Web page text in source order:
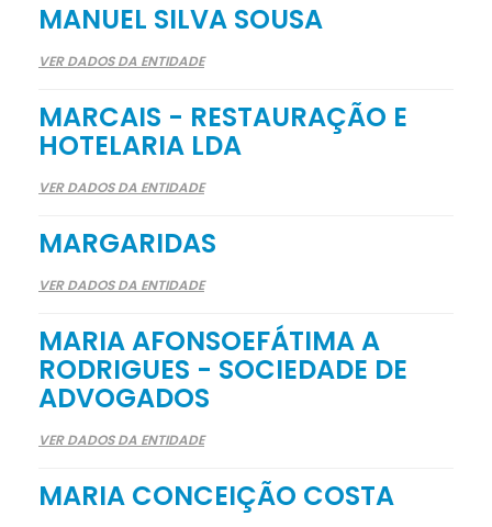
MANUEL SILVA SOUSA
VER DADOS DA ENTIDADE
MARCAIS - RESTAURAÇÃO E
HOTELARIA LDA
VER DADOS DA ENTIDADE
MARGARIDAS
VER DADOS DA ENTIDADE
MARIA AFONSOEFÁTIMA A
RODRIGUES - SOCIEDADE DE
ADVOGADOS
VER DADOS DA ENTIDADE
MARIA CONCEIÇÃO COSTA